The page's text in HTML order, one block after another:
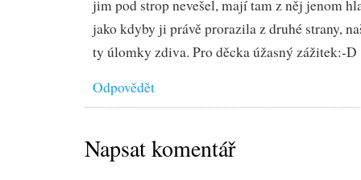
jim pod strop nevešel, mají tam z něj jenom
jako kdyby ji právě prorazila z druhé strany,
ty úlomky zdiva. Pro děcka úžasný zážitek:-D
Odpovědět
Napsat komentář